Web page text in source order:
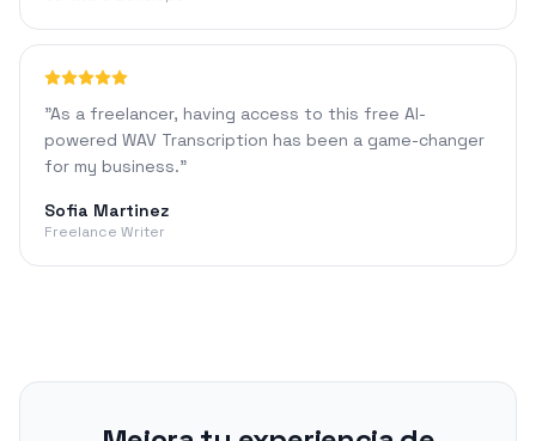
"As a freelancer, having access to this free AI-
powered WAV Transcription has been a game-changer
for my business."
Sofia Martinez
Freelance Writer